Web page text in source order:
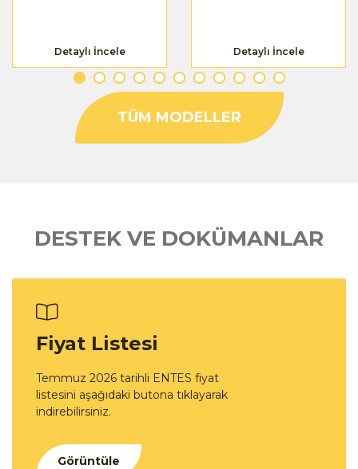
Detaylı İncele Detaylı İncele
TÜM MODELLER
DESTEK VE DOKÜMANLAR
Fiyat Listesi
Temmuz 2026 tarihli ENTES fiyat
listesini aşağıdaki butona tıklayarak
indirebilirsiniz.
Görüntüle